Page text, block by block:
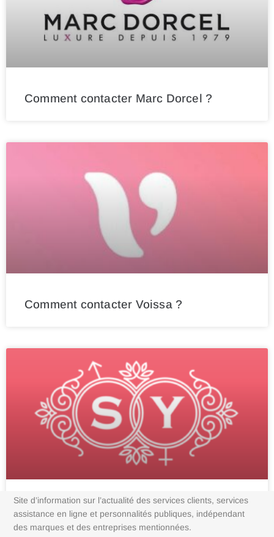
Comment contacter Marc Dorcel ?
Comment contacter Voissa ?
Comment contacter Swingsy ?
Site d’information sur l’actualité des services clients, services
assistance en ligne et personnalités publiques, indépendant
des marques et des entreprises mentionnées.